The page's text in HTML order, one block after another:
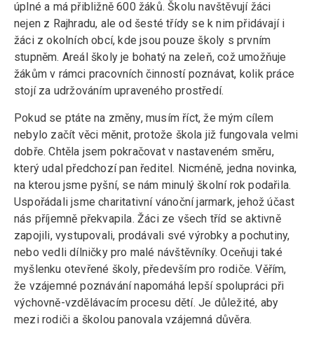
úplné a má přibližně 600 žáků. Školu navštěvují žáci
nejen z Rajhradu, ale od šesté třídy se k nim přidávají i
žáci z okolních obcí, kde jsou pouze školy s prvním
stupněm. Areál školy je bohatý na zeleň, což umožňuje
žákům v rámci pracovních činností poznávat, kolik práce
stojí za udržováním upraveného prostředí.
Pokud se ptáte na změny, musím říct, že mým cílem
nebylo začít věci měnit, protože škola již fungovala velmi
dobře. Chtěla jsem pokračovat v nastaveném směru,
který udal předchozí pan ředitel. Nicméně, jedna novinka,
na kterou jsme pyšní, se nám minulý školní rok podařila.
Uspořádali jsme charitativní vánoční jarmark, jehož účast
nás příjemně překvapila. Žáci ze všech tříd se aktivně
zapojili, vystupovali, prodávali své výrobky a pochutiny,
nebo vedli dílničky pro malé návštěvníky. Oceňuji také
myšlenku otevřené školy, především pro rodiče. Věřím,
že vzájemné poznávání napomáhá lepší spolupráci při
výchovně-vzdělávacím procesu dětí. Je důležité, aby
mezi rodiči a školou panovala vzájemná důvěra.